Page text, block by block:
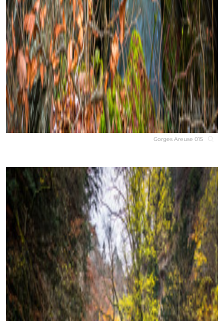
Gorges Areuse 015